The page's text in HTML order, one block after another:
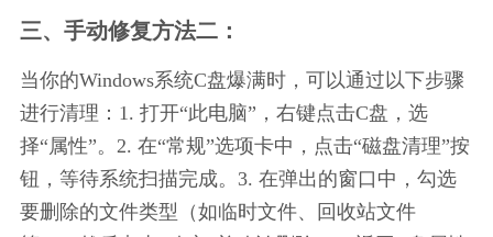
三、手动修复方法二：
当你的Windows系统C盘爆满时，可以通过以下步骤
进行清理：1. 打开“此电脑”，右键点击C盘，选
择“属性”。2. 在“常规”选项卡中，点击“磁盘清理”按
钮，等待系统扫描完成。3. 在弹出的窗口中，勾选
要删除的文件类型（如临时文件、回收站文件